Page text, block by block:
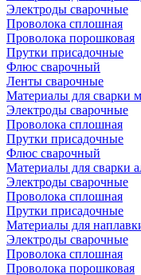
Электроды сварочные
Проволока сплошная
Проволока порошковая
Прутки присадочные
Флюс сварочный
Ленты сварочные
Материалы для сварки
Электроды сварочные
Проволока сплошная
Прутки присадочные
Флюс сварочный
Материалы для сварки
Электроды сварочные
Проволока сплошная
Прутки присадочные
Материалы для
Электроды сварочные
Проволока сплошная
Проволока порошковая